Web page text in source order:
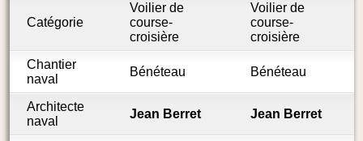
Catégorie
Voilier de
course-
croisière
Voilier de
course-
croisière
Chantier
naval
Bénéteau Bénéteau
Architecte
naval
Jean Berret Jean Berret